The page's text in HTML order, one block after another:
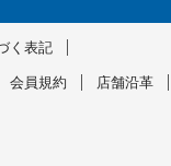
く表記
会員規約 店舗沿革